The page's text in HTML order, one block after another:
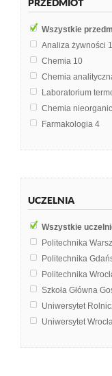
PRZEDMIOT
Wszystkie
Analiza żywności
Chemia 10
Chemia
Laboratorium
Chemia
Farmakologia 4
Chemia organiczna
Interna1
UCZELNIA
Wszystkie
Politechnika
Politechnika
Politechnika
Szkoła Główna
Uniwersytet
Uniwersytet